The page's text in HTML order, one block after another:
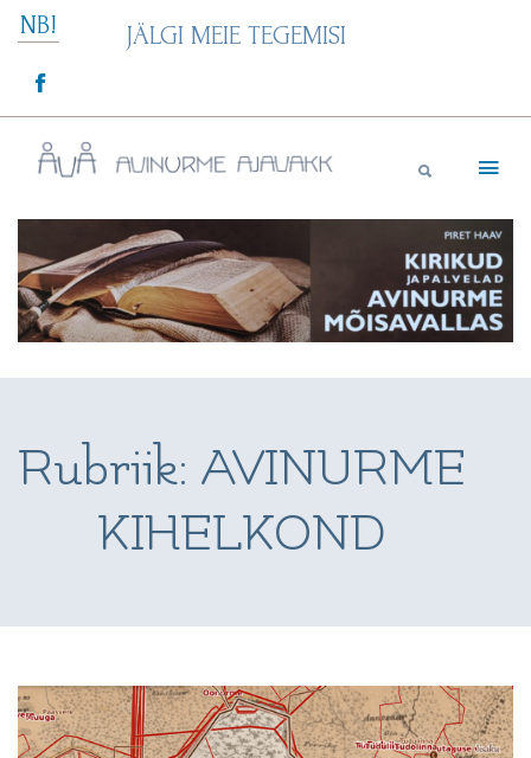
Skip
NB! JÄLGI MEIE TEGEMISI
Avinurme Ajavakk
Rubriik: AVINURME
KIHELKOND